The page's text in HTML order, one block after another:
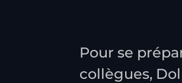
Pour se
collègues,